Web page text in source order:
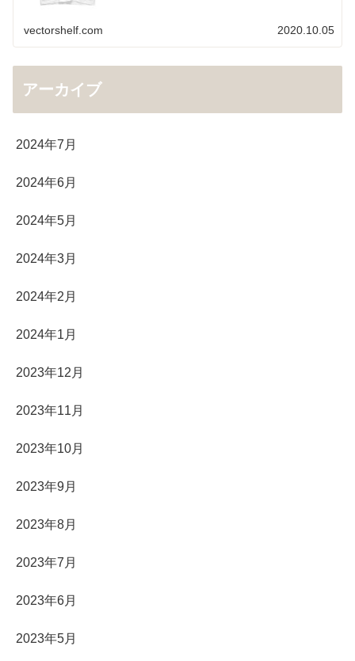
vectorshelf.com 2020.10.05
アーカイブ
2024年7月
2024年6月
2024年5月
2024年3月
2024年2月
2024年1月
2023年12月
2023年11月
2023年10月
2023年9月
2023年8月
2023年7月
2023年6月
2023年5月